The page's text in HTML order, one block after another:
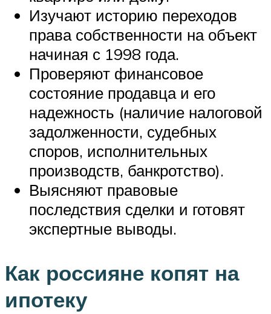
Изучают историю переходов
права собственности на объект
начиная с 1998 года.
Проверяют финансовое
состояние продавца и его
надежность (наличие налоговой
задолженности, судебных
споров, исполнительных
производств, банкротство).
Выясняют правовые
последствия сделки и готовят
экспертные выводы.
Как россияне копят на
ипотеку